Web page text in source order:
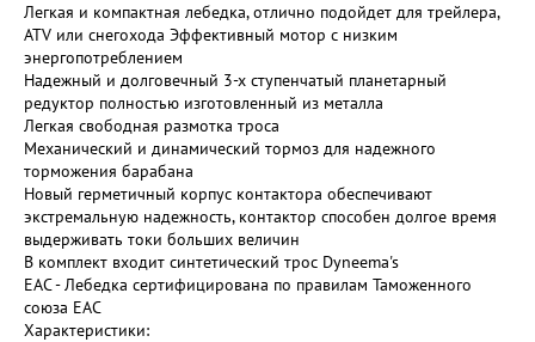
Легкая и компактная лебедка, отлично подойдет для трейлера,
ATV или снегохода Эффективный мотор с низким
энергопотреблением
Надежный и долговечный 3-х ступенчатый планетарный
редуктор полностью изготовленный из металла
Легкая свободная размотка троса
Механический и динамический тормоз для надежного
торможения барабана
Новый герметичный корпус контактора обеспечивают
экстремальную надежность, контактор способен долгое время
выдерживать токи больших величин
В комплект входит синтетический трос Dyneema's
ЕАС - Лебедка сертифицирована по правилам Таможенного
союза ЕАС
Характеристики: